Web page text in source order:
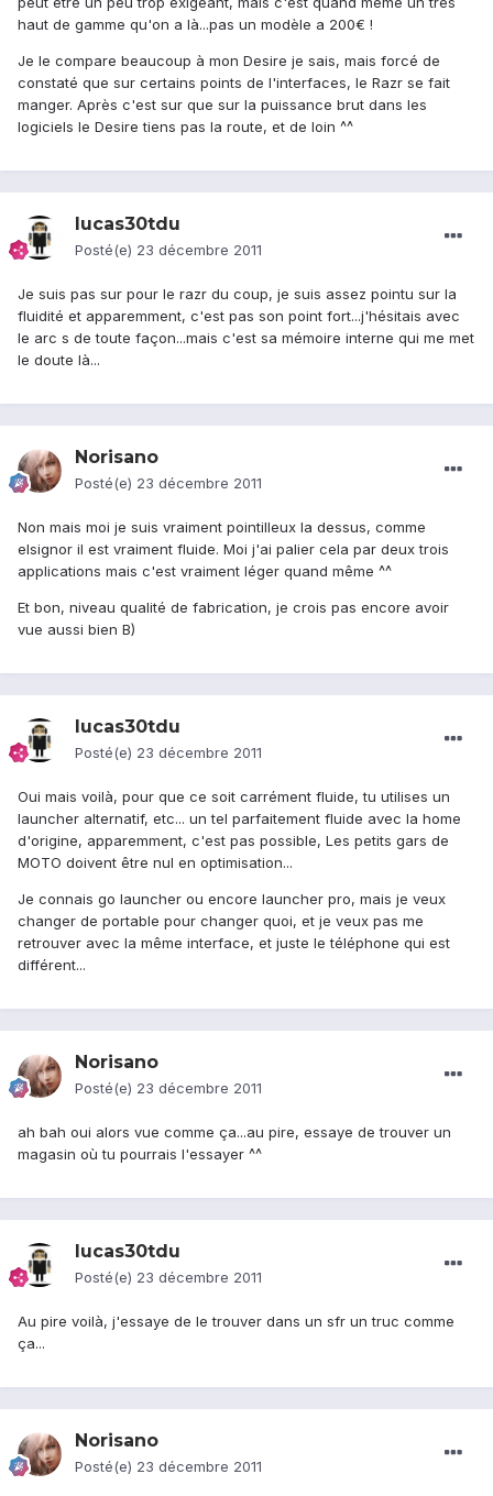
haut de gamme qu'on a là...pas un modèle a 200€ !
Je le compare beaucoup à mon Desire je sais, mais forcé de
constaté que sur certains points de l'interfaces, le Razr se fait
manger. Après c'est sur que sur la puissance brut dans les
logiciels le Desire tiens pas la route, et de loin ^^
lucas30tdu
Posté(e) 23 décembre 2011
Je suis pas sur pour le razr du coup, je suis assez pointu sur la
fluidité et apparemment, c'est pas son point fort...j'hésitais avec
le arc s de toute façon...mais c'est sa mémoire interne qui me met
le doute là...
Norisano
Posté(e) 23 décembre 2011
Non mais moi je suis vraiment pointilleux la dessus, comme
elsignor il est vraiment fluide. Moi j'ai palier cela par deux trois
applications mais c'est vraiment léger quand même ^^
Et bon, niveau qualité de fabrication, je crois pas encore avoir
vue aussi bien B)
lucas30tdu
Posté(e) 23 décembre 2011
Oui mais voilà, pour que ce soit carrément fluide, tu utilises un
launcher alternatif, etc... un tel parfaitement fluide avec la home
d'origine, apparemment, c'est pas possible, Les petits gars de
MOTO doivent être nul en optimisation...
Je connais go launcher ou encore launcher pro, mais je veux
changer de portable pour changer quoi, et je veux pas me
retrouver avec la même interface, et juste le téléphone qui est
différent...
Norisano
Posté(e) 23 décembre 2011
ah bah oui alors vue comme ça...au pire, essaye de trouver un
magasin où tu pourrais l'essayer ^^
lucas30tdu
Posté(e) 23 décembre 2011
Au pire voilà, j'essaye de le trouver dans un sfr un truc comme
ça...
Norisano
Posté(e) 23 décembre 2011